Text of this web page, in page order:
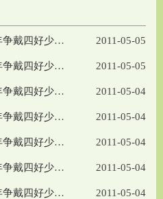
南师大附小江苏省百万少年争戴四好少年”展评活动队员介绍——徐宇龙 2011-05-05
南师大附小江苏省百万少年争戴四好少年”展评活动队员介绍——徐欣源 2011-05-05
南师大附小江苏省百万少年争戴四好少年”展评活动队员介绍——李曼杉 2011-05-04
南师大附小江苏省百万少年争戴四好少年”展评活动队员介绍——钱伊濛 2011-05-04
南师大附小江苏省百万少年争戴四好少年”展评活动队员介绍——茅千惠 2011-05-04
南师大附小江苏省百万少年争戴四好少年”展评活动队员介绍——聂祎昕 2011-05-04
南师大附小江苏省百万少年争戴四好少年”展评活动队员介绍——陶馨玥 2011-05-04